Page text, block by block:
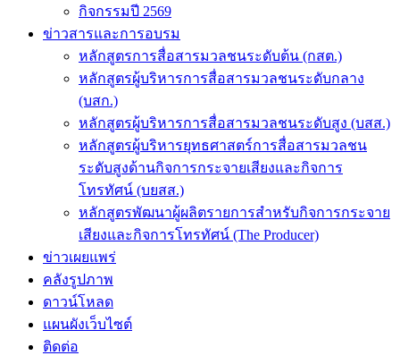
กิจกรรมปี 2569
ข่าวสารและการอบรม
หลักสูตรการสื่อสารมวลชนระดับต้น (กสต.)
หลักสูตรผู้บริหารการสื่อสารมวลชนระดับกลาง
(บสก.)
หลักสูตรผู้บริหารการสื่อสารมวลชนระดับสูง (บสส.)
หลักสูตรผู้บริหารยุทธศาสตร์การสื่อสารมวลชน
ระดับสูงด้านกิจการกระจายเสียงและกิจการ
โทรทัศน์ (บยสส.)
หลักสูตรพัฒนาผู้ผลิตรายการสำหรับกิจการกระจาย
เสียงและกิจการโทรทัศน์ (The Producer)
ข่าวเผยแพร่
คลังรูปภาพ
ดาวน์โหลด
แผนผังเว็บไซต์
ติดต่อ